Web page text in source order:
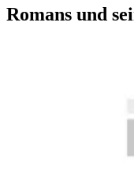
Romans und